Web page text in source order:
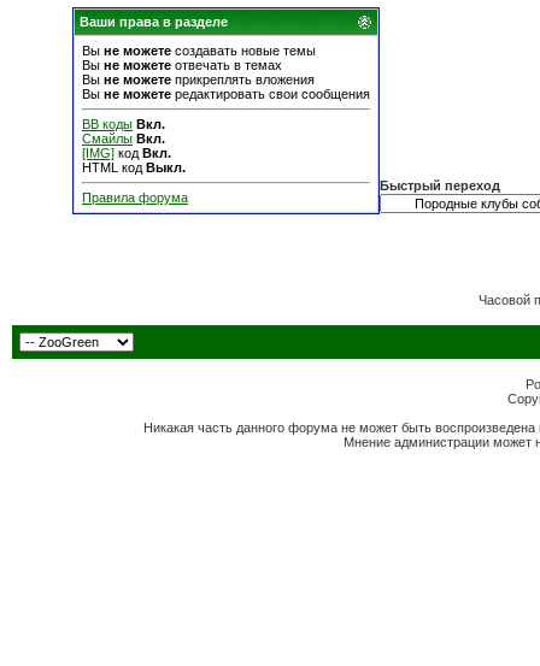
Ваши права в разделе
Вы не можете создавать новые темы
Вы не можете отвечать в темах
Вы не можете прикреплять вложения
Вы не можете редактировать свои сообщения
BB коды Вкл.
Смайлы Вкл.
[IMG] код Вкл.
HTML код Выкл.
Правила форума
Быстрый переход
Часовой
Никакая часть данного форума не может быть
Мнение администрации может